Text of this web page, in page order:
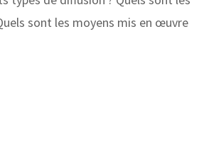
sont les moyens mis en œuvre